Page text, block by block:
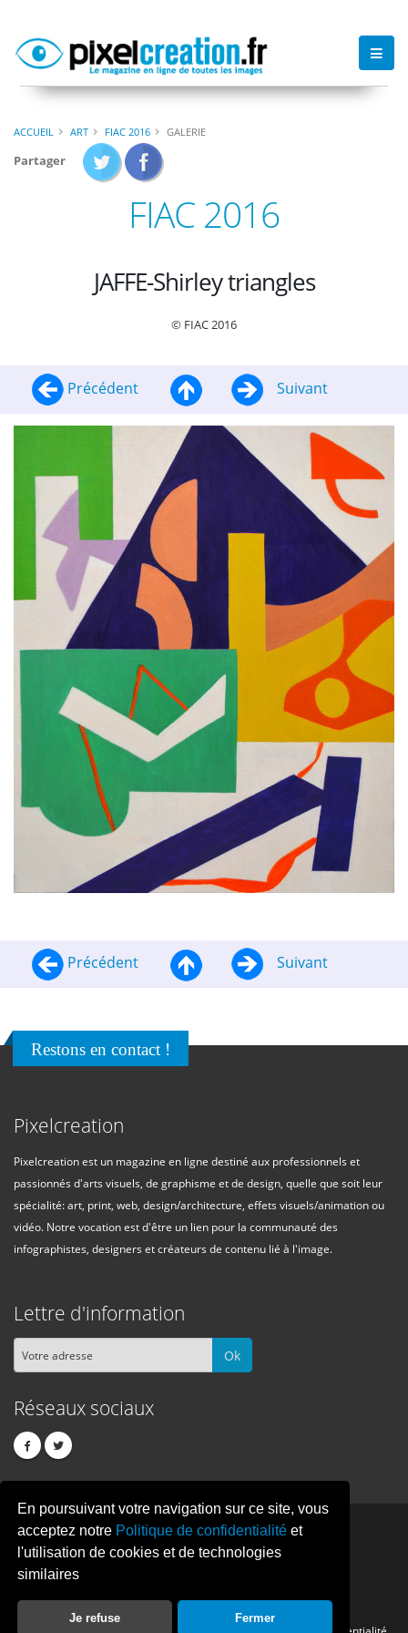
En poursuivant votre navigation sur ce site, vous
acceptez notre Politique de confidentialité et
l'utilisation de cookies et de technologies
similaires
Je refuse Fermer
ACCUEIL ART FIAC 2016 GALERIE
Partager
FIAC 2016
JAFFE-Shirley triangles
© FIAC 2016
Précédent Suivant
Précédent Suivant
Restons en contact !
Pixelcreation
Pixelcreation est un magazine en ligne destiné aux professionnels et
passionnés d'arts visuels, de graphisme et de design, quelle que soit leur
spécialité: art, print, web, design/architecture, effets visuels/animation ou
vidéo. Notre vocation est d'être un lien pour la communauté des
infographistes, designers et créateurs de contenu lié à l'image.
Lettre d'information
Ok
Réseaux sociaux
PIXELCREATION
Publicité Politique de confidentialité